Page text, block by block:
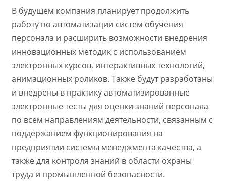
В будущем компания планирует продолжить
работу по автоматизации систем обучения
персонала и расширить возможности внедрения
инновационных методик с использованием
электронных курсов, интерактивных технологий,
анимационных роликов. Также будут разработаны
и внедрены в практику автоматизированные
электронные тесты для оценки знаний персонала
по всем направлениям деятельности, связанным с
поддержанием функционирования на
предприятии системы менеджмента качества, а
также для контроля знаний в области охраны
труда и промышленной безопасности.